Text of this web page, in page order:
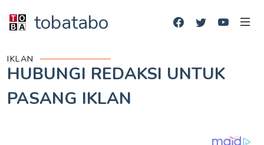
tobatabo
IKLAN
HUBUNGI REDAKSI UNTUK
PASANG IKLAN